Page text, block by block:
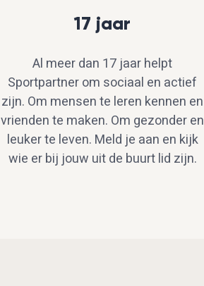
17 jaar
Al meer dan 17 jaar helpt
Sportpartner om sociaal en actief
zijn. Om mensen te leren kennen en
vrienden te maken. Om gezonder en
leuker te leven. Meld je aan en kijk
wie er bij jouw uit de buurt lid zijn.